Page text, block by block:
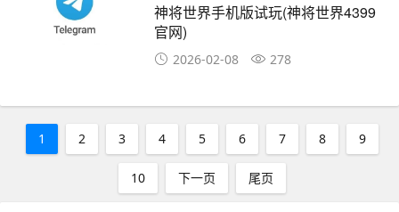
神将世界手机版试玩(神将世界4399
官网)
2026-02-08 278
1 2 3 4 5 6 7 8 9
10 下一页 尾页